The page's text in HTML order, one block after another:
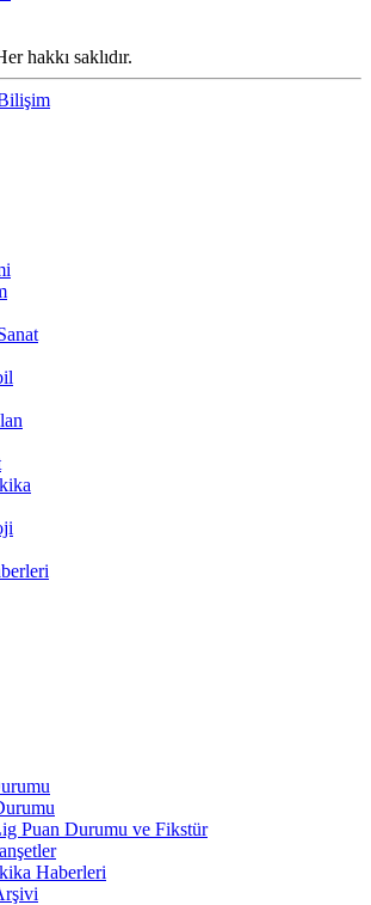
hakkı saklıdır.
Puan Durumu ve Fikstür
Haberleri